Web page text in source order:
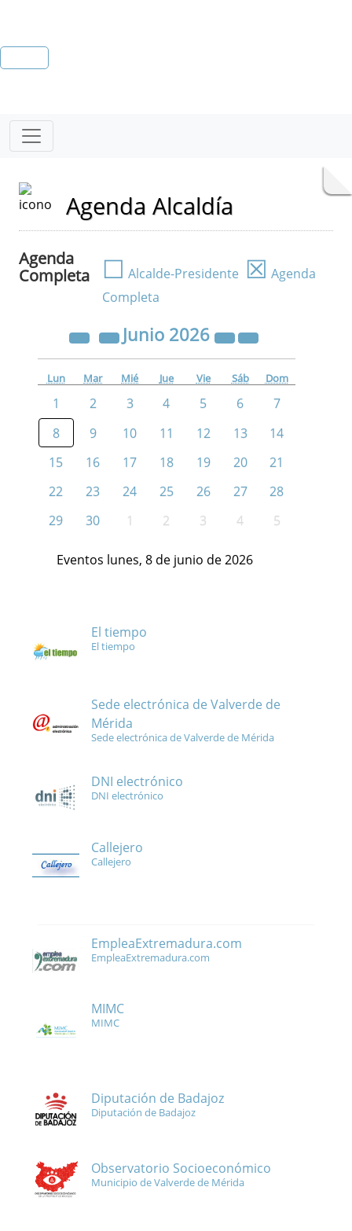
Agenda Alcaldía
Agenda
Completa
☐ Alcalde-Presidente ☒ Agenda
Completa
Junio 2026
Lun Mar Mié Jue Vie Sáb Dom
1 2 3 4 5 6
7
8
9 10 11 12 13
14
15
16 17 18 19 20
21
22
23 24 25 26 27
28
29
30 1 2 3 4 5
Eventos lunes, 8 de junio de 2026
El tiempo
El tiempo
Sede electrónica de Valverde de
Mérida
Sede electrónica de Valverde de Mérida
DNI electrónico
DNI electrónico
Callejero
Callejero
EmpleaExtremadura.com
EmpleaExtremadura.com
MIMC
MIMC
Diputación de Badajoz
Diputación de Badajoz
Observatorio Socioeconómico
Municipio de Valverde de Mérida